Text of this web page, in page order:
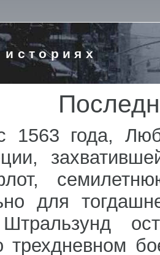
1563 года,
для
трехдневном